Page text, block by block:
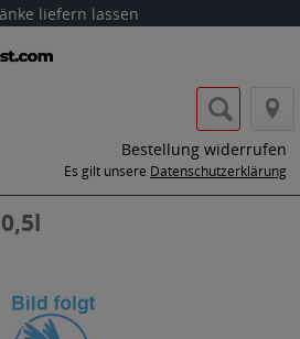
liefern lassen
Bestellung widerrufen
Es gilt unsere Datenschutzerklärung